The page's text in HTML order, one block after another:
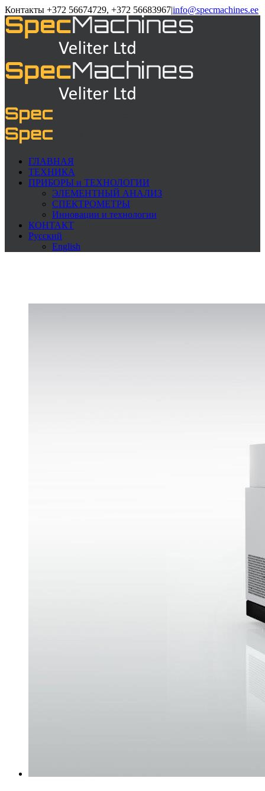
Контакты +372 56674729, +372 56683967|info@specmachines.ee
ГЛАВНАЯ
ТЕХНИКА
ПРИБОРЫ и ТЕХНОЛОГИИ
ЭЛЕМЕНTНЫЙ АНАЛИЗ
СПЕКТРОМЕТРЫ
Инновации и технологии
КОНТАКТ
Русский
English